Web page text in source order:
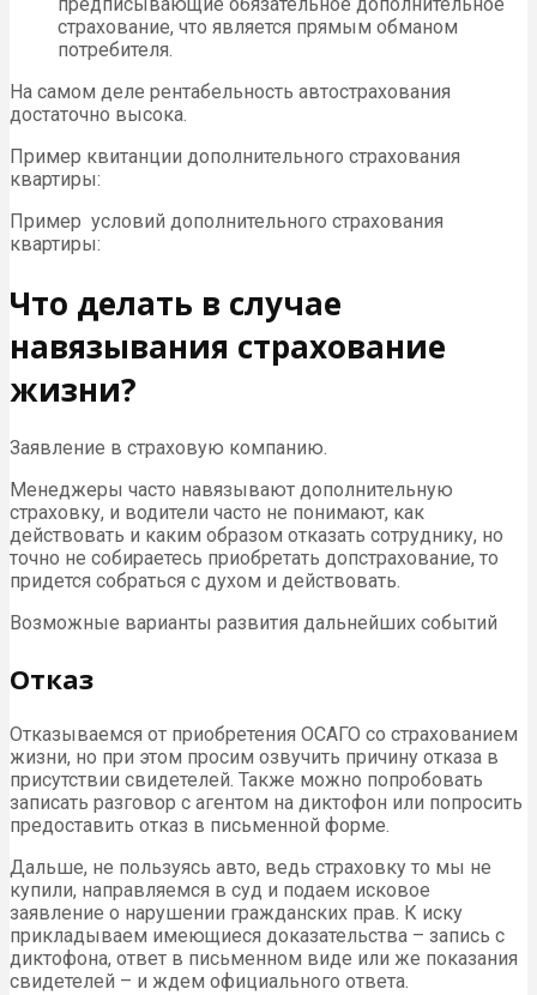
страхование, что является прямым обманом
потребителя.
На самом деле рентабельность автострахования
достаточно высока.
Пример квитанции дополнительного страхования
квартиры:
Пример условий дополнительного страхования
квартиры:
Что делать в случае
навязывания страхование
жизни?
Заявление в страховую компанию.
Менеджеры часто навязывают дополнительную
страховку, и водители часто не понимают, как
действовать и каким образом отказать сотруднику, но
точно не собираетесь приобретать допстрахование, то
придется собраться с духом и действовать.
Возможные варианты развития дальнейших событий
Отказ
Отказываемся от приобретения ОСАГО со страхованием
жизни, но при этом просим озвучить причину отказа в
присутствии свидетелей. Также можно попробовать
записать разговор с агентом на диктофон или попросить
предоставить отказ в письменной форме.
Дальше, не пользуясь авто, ведь страховку то мы не
купили, направляемся в суд и подаем исковое
заявление о нарушении гражданских прав. К иску
прикладываем имеющиеся доказательства – запись с
диктофона, ответ в письменном виде или же показания
свидетелей – и ждем официального ответа.